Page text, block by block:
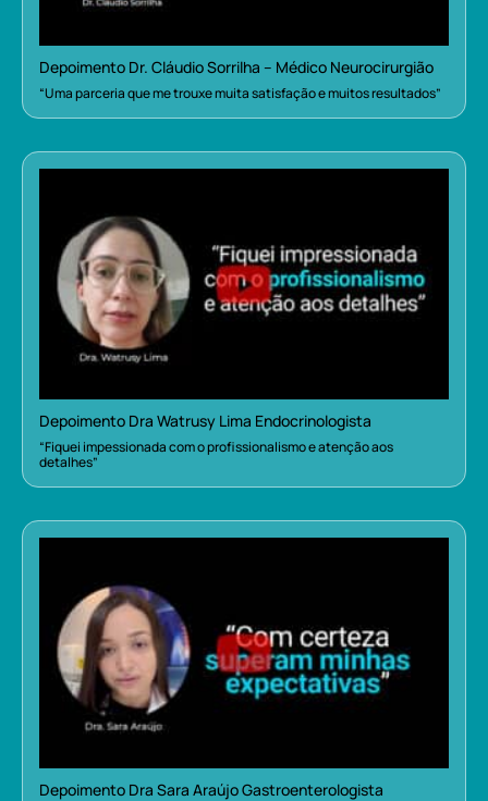
Depoimento Dr. Cláudio Sorrilha – Médico Neurocirurgião
“Uma parceria que me trouxe muita satisfação e muitos resultados”
Depoimento Dra Watrusy Lima Endocrinologista
“Fiquei impessionada com o profissionalismo e atenção aos
detalhes”
Depoimento Dra Sara Araújo Gastroenterologista